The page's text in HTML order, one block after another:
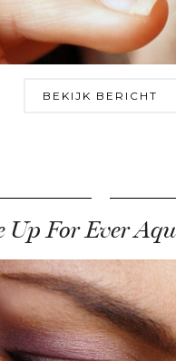
BEKIJK BERICHT